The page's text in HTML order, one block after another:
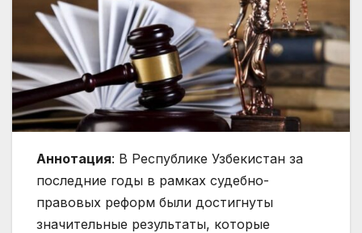
Аннотация: В Республике Узбекистан за
последние годы в рамках судебно-
правовых реформ были достигнуты
значительные результаты, которые